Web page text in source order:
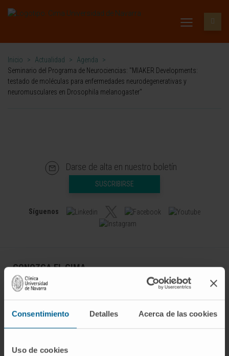
Consentimiento Detalles Acerca de las cookies
Uso de cookies
Inicio > Actualidad > Agenda
>
Seminario del Programa de Neurociencias: "MIAKER Developments:
testado de moléculas para enfermedades neurodegenerativas y
neuromusculares en Drosophila melanogaster"
Darse de alta en nuestro boletín
SUSCRIBIRSE
Síguenos
CONOZCA EL CIMA
Quiénes somos
Campus de la Universidad de Navarra
Portal de Transparencia